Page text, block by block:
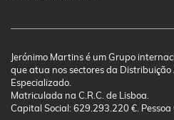
Jerónimo Martins é um Grupo
que atua nos sectores da
Especializado.
Matriculada na C.R.C. de Lisboa.
Capital Social: 629.293.220 €.